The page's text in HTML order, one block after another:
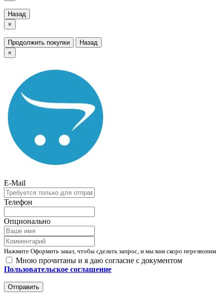
Назад
×
Продолжить покупки
Назад
×
E-Mail
Телефон
Опционально
Нажмите Оформить заказ, чтобы сделать запрос, и мы вам скоро перезвоним
Мною прочитаны и я даю согласие с документом
Пользовательское соглашение
Отправить